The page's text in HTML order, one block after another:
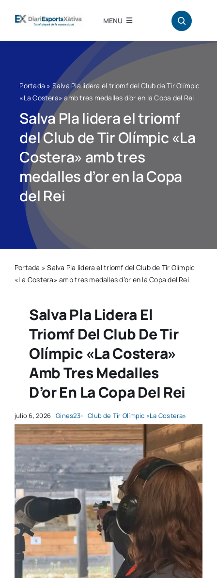
MENU
Bàdminton
Hándbol
Bàsquet
Fútbol
Natació
Gimnàstica
Esgrima
contacte
Portada » Salva Pla lidera el triomf del Club de Tir Olímpic
«La Costera» amb tres medalles d’or en la Copa del Rei
Salva Pla lidera el triomf
del Club de Tir Olímpic «La
Costera» amb tres
medalles d’or en la Copa
del Rei
Portada »Salva Pla lidera el triomf del Club de Tir Olímpic
«La Costera» amb tres medalles d’or en la Copa del Rei
Salva Pla Lidera El
Triomf Del Club De Tir
Olímpic «La Costera»
Amb Tres Medalles
D’or En La Copa Del Rei
julio 6, 2026 Gines23- Club de Tir Olímpic «La Costera»